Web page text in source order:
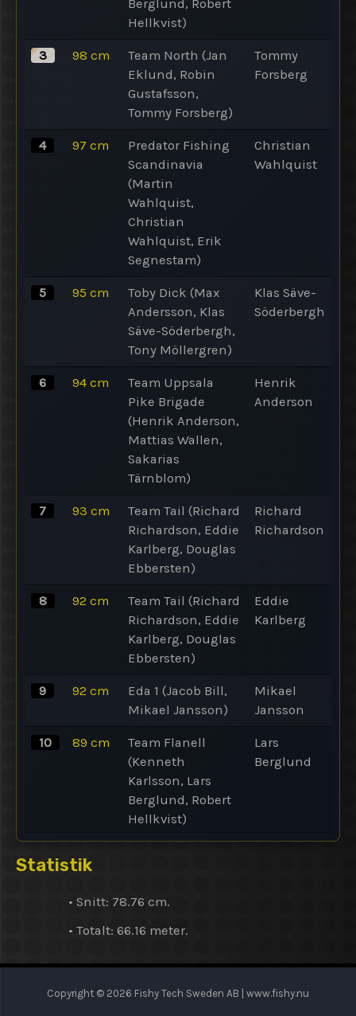
Berglund, Robert
Hellkvist)
3 98 cm
Team North (Jan
Eklund, Robin
Gustafsson,
Tommy Forsberg)
Tommy
Forsberg
4 97 cm
Predator Fishing
Scandinavia
(Martin
Wahlquist,
Christian
Wahlquist, Erik
Segnestam)
Christian
Wahlquist
5 95 cm
Toby Dick (Max
Andersson, Klas
Säve-Söderbergh,
Tony Möllergren)
Klas Säve-
Söderbergh
6 94 cm
Team Uppsala
Pike Brigade
(Henrik Anderson,
Mattias Wallen,
Sakarias
Tärnblom)
Henrik
Anderson
7 93 cm
Team Tail (Richard
Richardson, Eddie
Karlberg, Douglas
Ebbersten)
Richard
Richardson
8 92 cm
Team Tail (Richard
Richardson, Eddie
Karlberg, Douglas
Ebbersten)
Eddie
Karlberg
9 92 cm
Eda 1 (Jacob Bill,
Mikael Jansson)
Mikael
Jansson
10 89 cm
Team Flanell
(Kenneth
Karlsson, Lars
Berglund, Robert
Hellkvist)
Lars
Berglund
Statistik
•Snitt: 78.76 cm.
•Totalt: 66.16 meter.
Copyright © 2026 Fishy Tech Sweden AB | www.fishy.nu